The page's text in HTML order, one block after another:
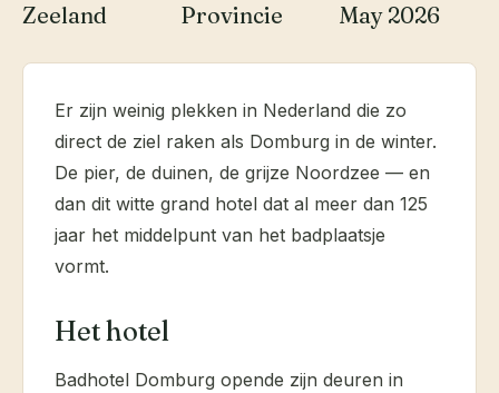
Zeeland Provincie May 2026
Er zijn weinig plekken in Nederland die zo
direct de ziel raken als Domburg in de winter.
De pier, de duinen, de grijze Noordzee — en
dan dit witte grand hotel dat al meer dan 125
jaar het middelpunt van het badplaatsje
vormt.
Het hotel
Badhotel Domburg opende zijn deuren in